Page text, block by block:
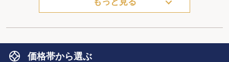
価格帯から選ぶ